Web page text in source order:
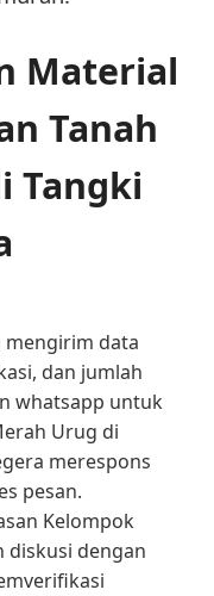
Material
Tanah
Tangki
mengirim data
dan jumlah
whatsapp untuk
Urug di
merespons
pesan.
Kelompok
diskusi dengan